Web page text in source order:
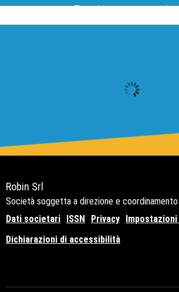
Pagina
Robin Srl
Società soggetta a direzione e
Dati societari ISSN Privacy
Dichiarazioni di accessibilità